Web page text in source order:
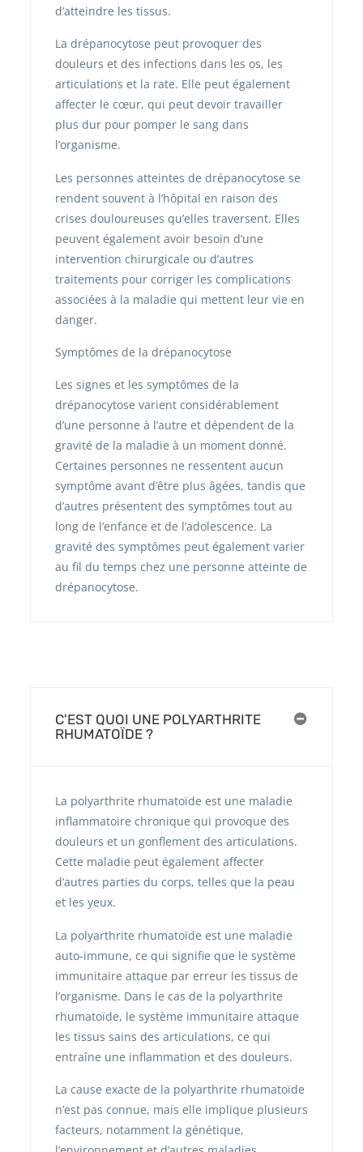
d’atteindre les tissus.
La drépanocytose peut provoquer des
douleurs et des infections dans les os, les
articulations et la rate. Elle peut également
affecter le cœur, qui peut devoir travailler
plus dur pour pomper le sang dans
l’organisme.
Les personnes atteintes de drépanocytose se
rendent souvent à l’hôpital en raison des
crises douloureuses qu’elles traversent. Elles
peuvent également avoir besoin d’une
intervention chirurgicale ou d’autres
traitements pour corriger les complications
associées à la maladie qui mettent leur vie en
danger.
Symptômes de la drépanocytose
Les signes et les symptômes de la
drépanocytose varient considérablement
d’une personne à l’autre et dépendent de la
gravité de la maladie à un moment donné.
Certaines personnes ne ressentent aucun
symptôme avant d’être plus âgées, tandis que
d’autres présentent des symptômes tout au
long de l’enfance et de l’adolescence. La
gravité des symptômes peut également varier
au fil du temps chez une personne atteinte de
drépanocytose.
C'EST QUOI UNE POLYARTHRITE
RHUMATOÏDE ?
La polyarthrite rhumatoïde est une maladie
inflammatoire chronique qui provoque des
douleurs et un gonflement des articulations.
Cette maladie peut également affecter
d’autres parties du corps, telles que la peau
et les yeux.
La polyarthrite rhumatoïde est une maladie
auto-immune, ce qui signifie que le système
immunitaire attaque par erreur les tissus de
l’organisme. Dans le cas de la polyarthrite
rhumatoïde, le système immunitaire attaque
les tissus sains des articulations, ce qui
entraîne une inflammation et des douleurs.
La cause exacte de la polyarthrite rhumatoïde
n’est pas connue, mais elle implique plusieurs
facteurs, notamment la génétique,